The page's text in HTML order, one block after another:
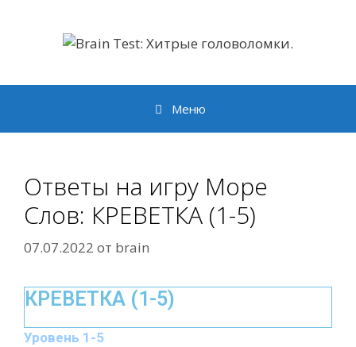
содержимому
Меню
Ответы на игру Море
Слов: КРЕВЕТКА (1-5)
07.07.2022 от brain
КРЕВЕТКА (1-5)
Уровень 1-5